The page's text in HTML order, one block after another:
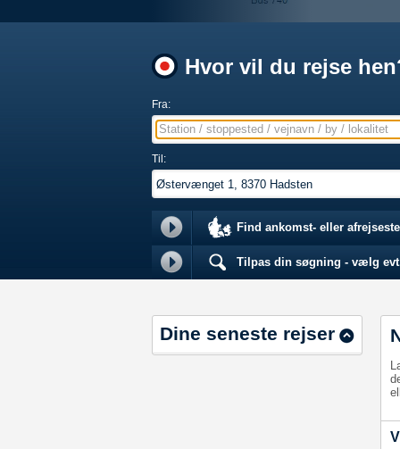
Hvor vil du rejse
Fra:
Station / stoppested / vejnavn / by / lokalitet
Til:
Find ankomst- eller
Tilpas din søgning - vælg
Dine seneste rejser